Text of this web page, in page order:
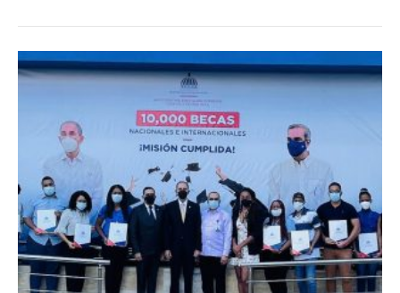
Ministro
García
becarios
que
estudiarán
en
universidades
de